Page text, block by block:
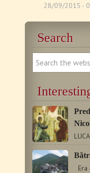
28/09/2015 -
Search